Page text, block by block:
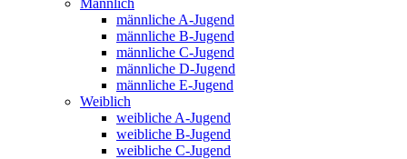
Männlich
männliche A-Jugend
männliche B-Jugend
männliche C-Jugend
männliche D-Jugend
männliche E-Jugend
Weiblich
weibliche A-Jugend
weibliche B-Jugend
weibliche C-Jugend